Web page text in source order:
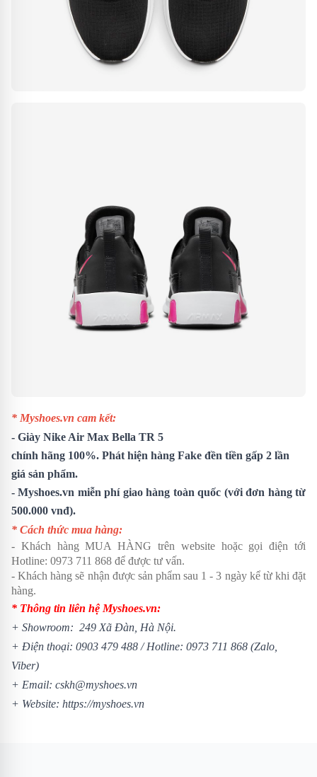
* Myshoes.vn cam kết:
- Giày Nike Air Max Bella TR 5
chính hãng 100%. Phát hiện hàng Fake đền tiền gấp 2 lần
giá sản phẩm.
- Myshoes.vn miễn phí giao hàng toàn quốc (với đơn hàng từ
500.000 vnđ).
* Cách thức mua hàng:
- Khách hàng MUA HÀNG trên website hoặc gọi điện tới
Hotline: 0973 711 868 để được tư vấn.
- Khách hàng sẽ nhận được sản phẩm sau 1 - 3 ngày kể từ khi đặt
hàng.
* Thông tin liên hệ Myshoes.vn:
+ Showroom: 249 Xã Đàn, Hà Nội.
+ Điện thoại: 0903 479 488 /Hotline: 0973 711 868 (Zalo,
Viber)
+ Email: cskh@myshoes.vn
+ Website: https://myshoes.vn